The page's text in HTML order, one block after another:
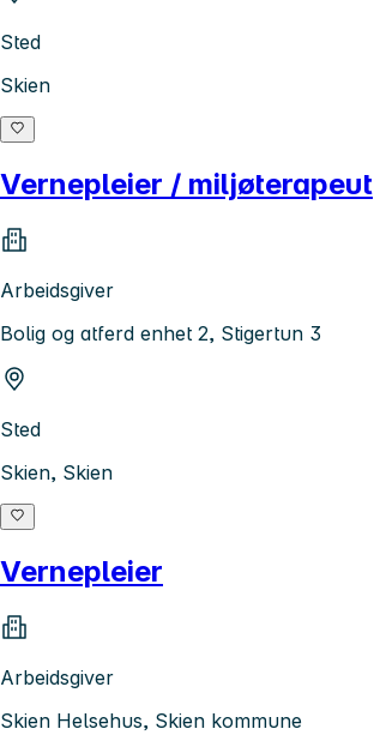
Sted
Skien
Vernepleier / miljøterapeut
Arbeidsgiver
Bolig og atferd enhet 2, Stigertun 3
Sted
Skien, Skien
Vernepleier
Arbeidsgiver
Skien Helsehus, Skien kommune